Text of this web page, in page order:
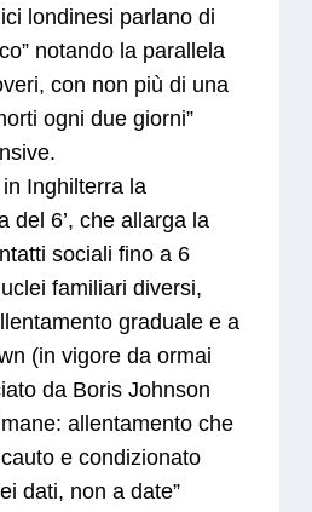
londinesi parlano di
notando la parallela
con non più di una
ogni due giorni”
Inghilterra la
del 6’, che allarga la
sociali fino a 6
familiari diversi,
graduale e a
(in vigore da ormai
da Boris Johnson
allentamento che
e condizionato
dati, non a date”